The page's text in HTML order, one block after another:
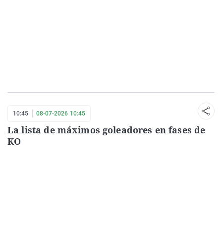
10:45 08-07-2026 10:45
La lista de máximos goleadores en fases de
KO